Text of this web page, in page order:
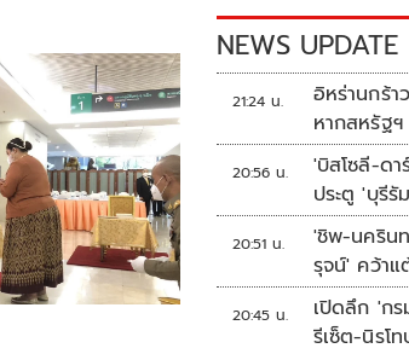
NEWS UPDATE
21:24 น.
อิหร่านกร้
หากสหรัฐ
ทั้งหมด
20:56 น.
'บิสโซลี-ด
ประตู 'บุรีรั
อุ่นเครื่อง
20:51 น.
'ชิพ-นคริน
รุจน์' คว้า
4 เรซ 2
20:45 น.
เปิดลึก 'ก
รีเซ็ต-นิรโ